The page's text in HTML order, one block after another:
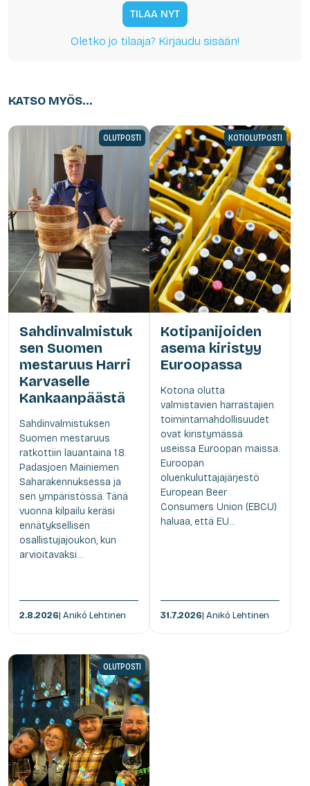
TILAA NYT
Oletko jo tilaaja? Kirjaudu sisään!
KATSO MYÖS...
OLUTPOSTI
Sahdinvalmistuk
sen Suomen
mestaruus Harri
Karvaselle
Kankaanpäästä
Sahdinvalmistuksen
Suomen mestaruus
ratkottiin lauantaina 1.8.
Padasjoen Mainiemen
Saharakennuksessa ja
sen ympäristössä. Tänä
vuonna kilpailu keräsi
ennätyksellisen
osallistujajoukon, kun
arvioitavaksi...
2.8.2026| Anikó Lehtinen
KOTIOLUTPOSTI
Kotipanijoiden
asema kiristyy
Euroopassa
Kotona olutta
valmistavien harrastajien
toimintamahdollisuudet
ovat kiristymässä
useissa Euroopan maissa.
Euroopan
oluenkuluttajajärjestö
European Beer
Consumers Union (EBCU)
haluaa, että EU...
31.7.2026| Anikó Lehtinen
OLUTPOSTI